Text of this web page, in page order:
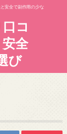
安全で副作用の少な
コ
全
び